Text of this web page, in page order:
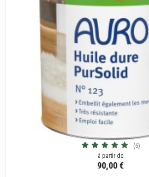
à partir de
90,00 €
(6)